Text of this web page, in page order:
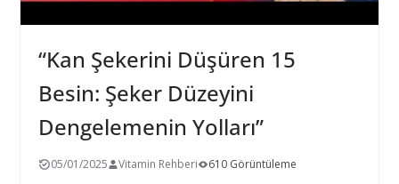
“Kan Şekerini Düşüren 15
Besin: Şeker Düzeyini
Dengelemenin Yolları”
05/01/2025 Vitamin Rehberi 610 Görüntüleme